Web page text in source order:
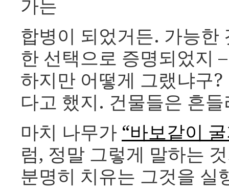
가는
합병이 되었거든. 가능한
한 선택으로 증명되었지 –
하지만 어떻게 그랬냐구
다고 했지. 건물들은 흔
마치 나무가 “바보같이
럼, 정말 그렇게 말하는
분명히 치유는 그것을 실